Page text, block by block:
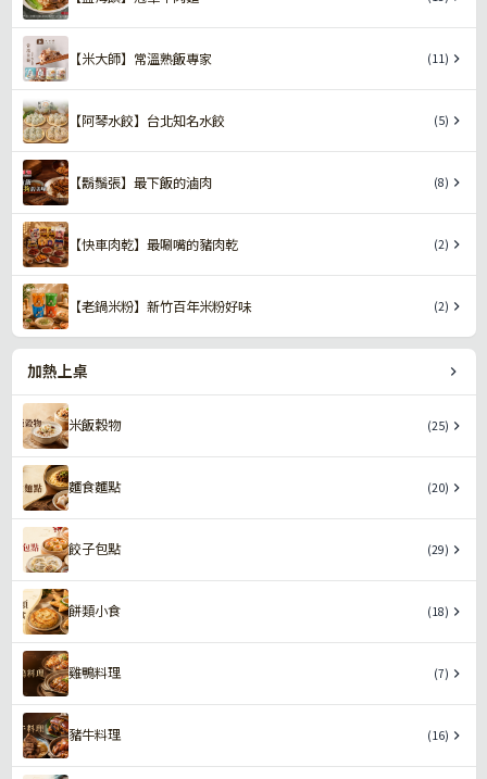
【米大師】常溫熟飯專家 (11)
【阿琴水餃】台北知名水餃 (5)
【鬍鬚張】最下飯的滷肉 (8)
【快車肉乾】最唰嘴的豬肉乾 (2)
【老鍋米粉】新竹百年米粉好味 (2)
加熱上桌
米飯穀物 (25)
麵食麵點 (20)
餃子包點 (29)
餅類小食 (18)
雞鴨料理 (7)
豬牛料理 (16)